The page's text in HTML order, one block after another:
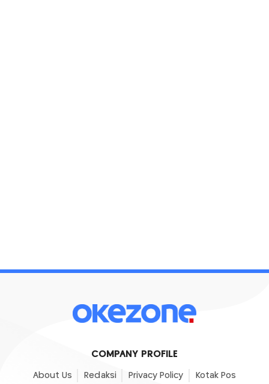
COMPANY PROFILE
About Us Redaksi Privacy Policy Kotak Pos